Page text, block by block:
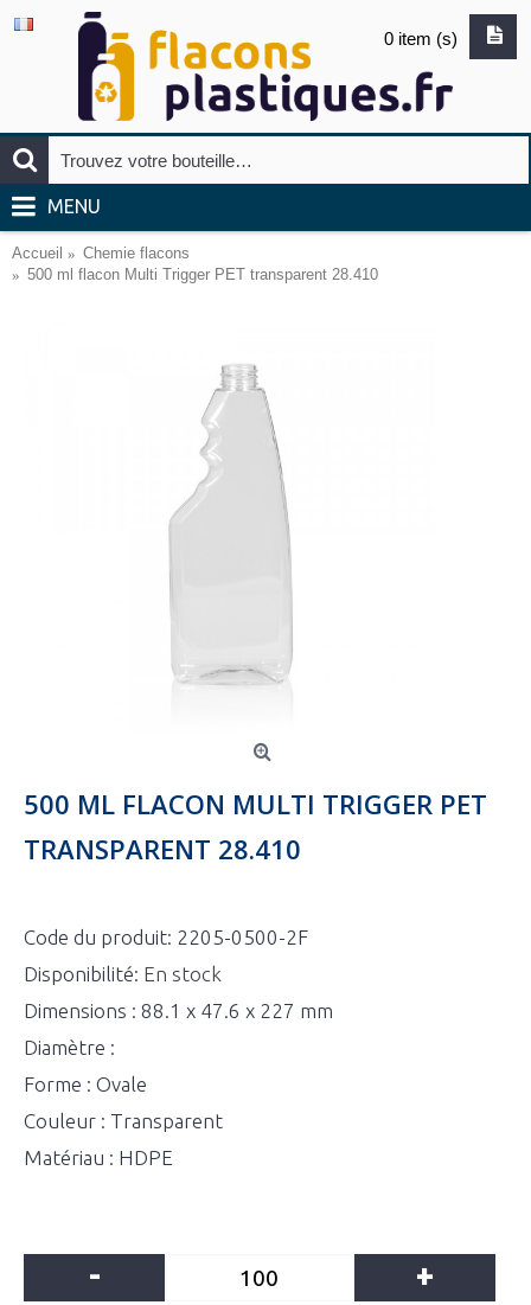
0 item (s)
MENU
Accueil
Chemie flacons
500 ml flacon Multi Trigger PET transparent 28.410
500 ML FLACON MULTI TRIGGER PET
TRANSPARENT 28.410
Code du produit: 2205-0500-2F
Disponibilité: En stock
Dimensions : 88.1 x 47.6 x 227 mm
Diamètre :
Forme : Ovale
Couleur : Transparent
Matériau : HDPE
- +